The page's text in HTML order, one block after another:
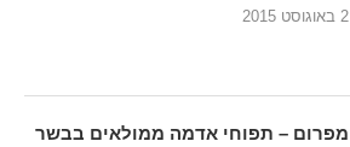
2 באוגוסט 2015
מפרום – תפוחי אדמה ממולאים בבשר